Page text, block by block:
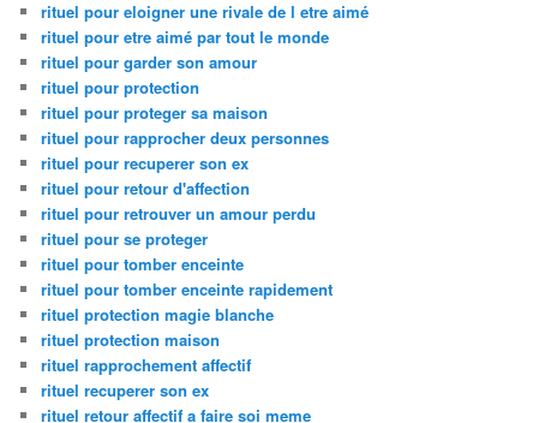
rituel pour eloigner une rivale de l etre aimé
rituel pour etre aimé par tout le monde
rituel pour garder son amour
rituel pour protection
rituel pour proteger sa maison
rituel pour rapprocher deux personnes
rituel pour recuperer son ex
rituel pour retour d'affection
rituel pour retrouver un amour perdu
rituel pour se proteger
rituel pour tomber enceinte
rituel pour tomber enceinte rapidement
rituel protection magie blanche
rituel protection maison
rituel rapprochement affectif
rituel recuperer son ex
rituel retour affectif a faire soi meme